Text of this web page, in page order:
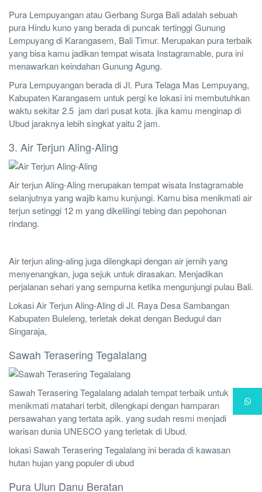
Pura Lempuyangan atau Gerbang Surga Bali adalah sebuah
pura Hindu kuno yang berada di puncak tertinggi Gunung
Lempuyang di Karangasem, Bali Timur. Merupakan pura terbaik
yang bisa kamu jadikan tempat wisata Instagramable, pura ini
menawarkan keindahan Gunung Agung.
Pura Lempuyangan berada di Jl. Pura Telaga Mas Lempuyang,
Kabupaten Karangasem untuk pergi ke lokasi ini membutuhkan
waktu sekitar 2.5 jam dari pusat kota. jika kamu menginap di
Ubud jaraknya lebih singkat yaitu 2 jam.
3. Air Terjun Aling-Aling
Air terjun Aling-Aling merupakan tempat wisata Instagramable
selanjutnya yang wajib kamu kunjungi. Kamu bisa menikmati air
terjun setinggi 12 m yang dikelilingi tebing dan pepohonan
rindang.
Air terjun aling-aling juga dilengkapi dengan air jernih yang
menyenangkan, juga sejuk untuk dirasakan. Menjadikan
perjalanan sehari yang sempurna ketika mengunjungi pulau Bali.
Lokasi Air Terjun Aling-Aling di Jl. Raya Desa Sambangan
Kabupaten Buleleng, terletak dekat dengan Bedugul dan
Singaraja,
Sawah Terasering Tegalalang
Sawah Terasering Tegalalang adalah tempat terbaik untuk
menikmati matahari terbit, dilengkapi dengan hamparan
persawahan yang tertata apik. yang sudah resmi menjadi
warisan dunia UNESCO yang terletak di Ubud.
lokasi Sawah Terasering Tegalalang ini berada di kawasan
hutan hujan yang populer di ubud
Pura Ulun Danu Beratan